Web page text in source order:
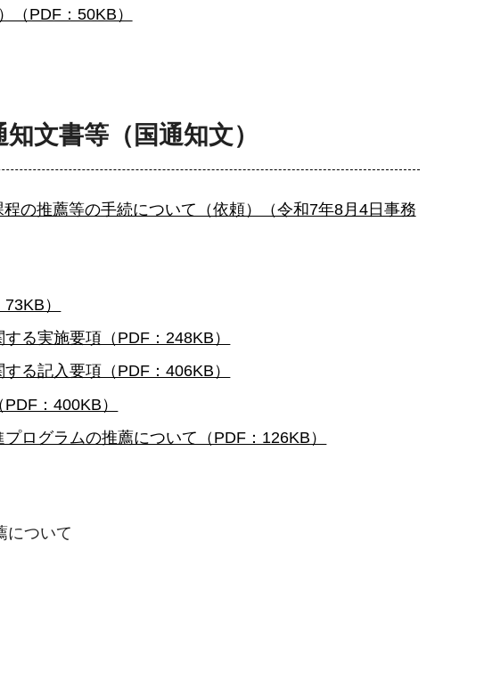
（PDF：50KB）
文書等（国通知文）
の推薦等の手続について（依頼）（令和7年8月4日事務
）
る実施要項（PDF：248KB）
る記入要項（PDF：406KB）
：400KB）
ログラムの推薦について（PDF：126KB）
について